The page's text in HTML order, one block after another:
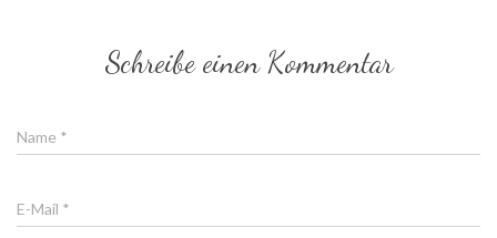
Schreibe einen Kommentar
Name *
E-Mail *